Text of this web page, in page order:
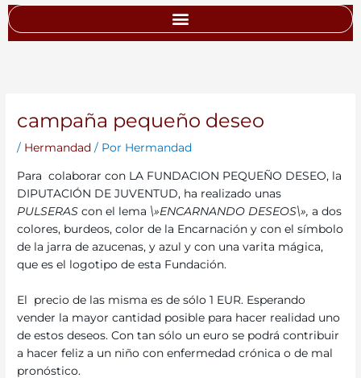
campaña pequeño deseo
/ Hermandad / Por Hermandad
Para colaborar con LA FUNDACION PEQUEÑO DESEO, la
DIPUTACIÓN DE JUVENTUD, ha realizado unas
PULSERAS con el lema \»ENCARNANDO DESEOS\», a dos
colores, burdeos, color de la Encarnación y con el símbolo
de la jarra de azucenas, y azul y con una varita mágica,
que es el logotipo de esta Fundación.
El precio de las misma es de sólo 1 EUR. Esperando
vender la mayor cantidad posible para hacer realidad uno
de estos deseos. Con tan sólo un euro se podrá contribuir
a hacer feliz a un niño con enfermedad crónica o de mal
pronóstico.